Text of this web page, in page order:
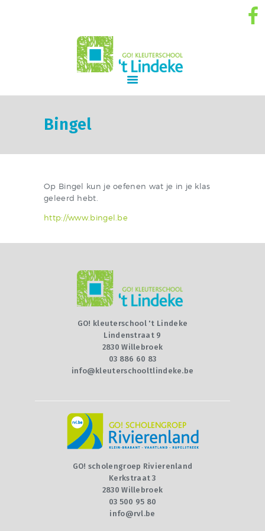
Bingel
GO! Kleuterschool 't Lindeke
GO! ONDERWIJS VAN DE VLAAMSE GEMEENSCHAP GELIJKE KANSEN – KWALITEITSVOL ONDERWIJS –
SAMEN LEREN SAMENLEVEN
INFORMATIE
SCHOOLREGLEMENT
SCHOOLTEAM
CONTACT
Op Bingel kun je oefenen wat je in je klas
geleerd hebt.
http://www.bingel.be
GO! kleuterschool 't Lindeke
Lindenstraat 9
2830 Willebroek
03 886 60 83
info@kleuterschooltlindeke.be
GO! scholengroep Rivierenland
Kerkstraat 3
2830 Willebroek
03 500 95 80
info@rvl.be